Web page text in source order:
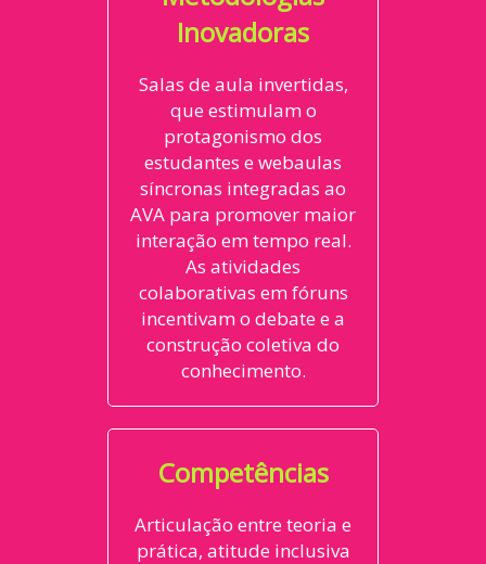
Inovadoras
Salas de aula invertidas,
que estimulam o
protagonismo dos
estudantes e webaulas
síncronas integradas ao
AVA para promover maior
interação em tempo real.
As atividades
colaborativas em fóruns
incentivam o debate e a
construção coletiva do
conhecimento.
Competências
Articulação entre teoria e
prática, atitude inclusiva